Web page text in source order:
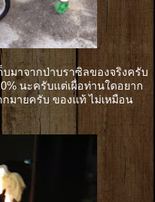
บมาจากป่าบราซิลของจริงครับ
นะครับแต่เผื่อท่านใดอยาก
มายครับ ของแท้ ไม่เหมือน